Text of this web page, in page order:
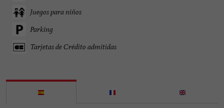
Juegos para niños
Parking
Tarjetas de Crédito admitidas